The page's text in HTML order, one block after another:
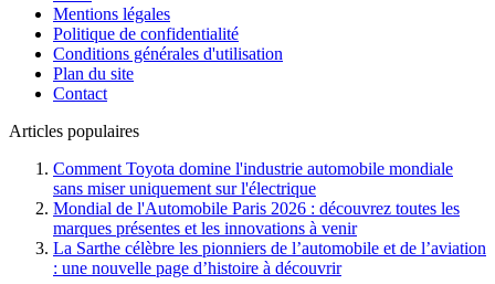
Mentions légales
Politique de confidentialité
Conditions générales d'utilisation
Plan du site
Contact
Articles populaires
Comment Toyota domine l'industrie automobile mondiale
sans miser uniquement sur l'électrique
Mondial de l'Automobile Paris 2026 : découvrez toutes les
marques présentes et les innovations à venir
La Sarthe célèbre les pionniers de l’automobile et de l’aviation
: une nouvelle page d’histoire à découvrir